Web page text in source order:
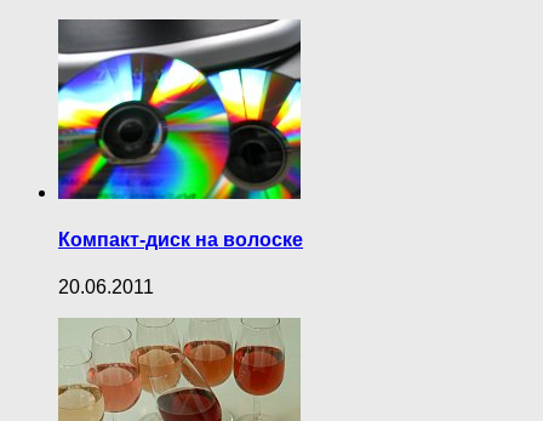
Компакт-диск на волоске
20.06.2011